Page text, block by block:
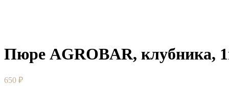
Пюре AGROBAR, клубника,
650 ₽